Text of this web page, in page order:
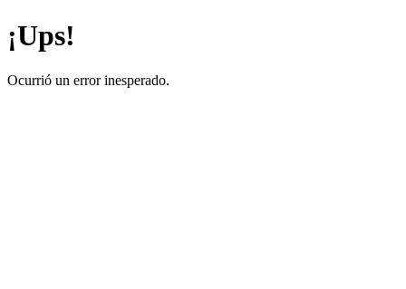
¡Ups!
Ocurrió un error inesperado.